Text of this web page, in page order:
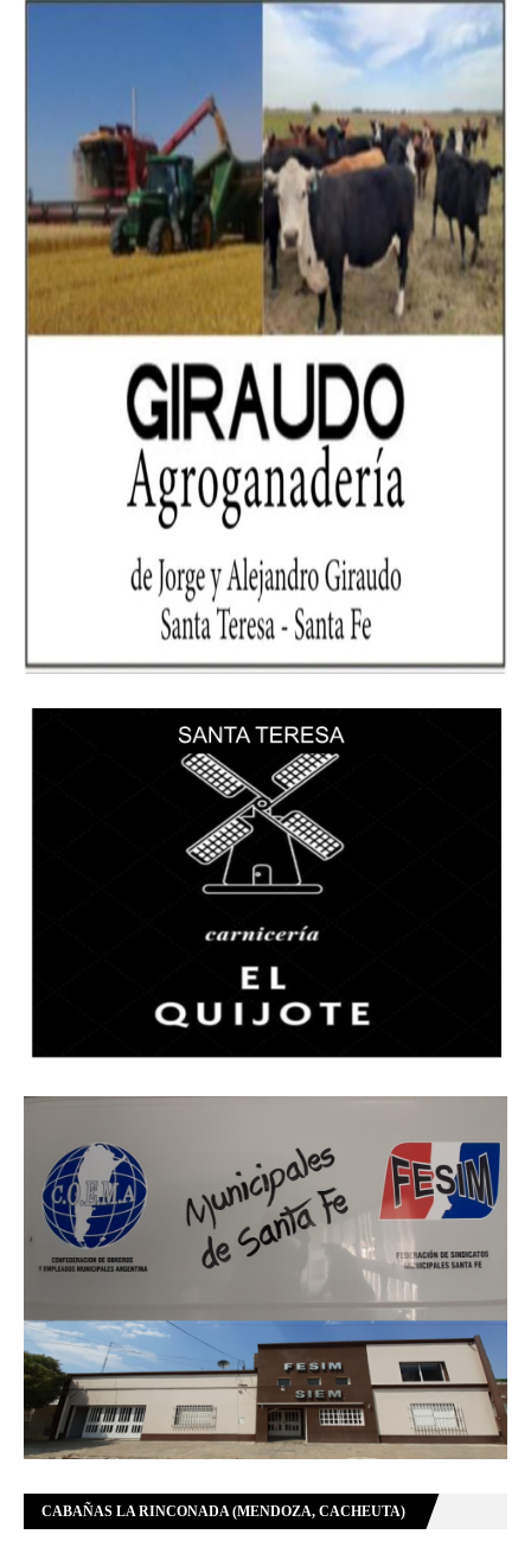
CABAÑAS LA RINCONADA (MENDOZA, CACHEUTA)